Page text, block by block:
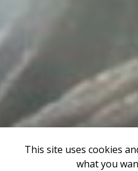
This site uses cookies
what you